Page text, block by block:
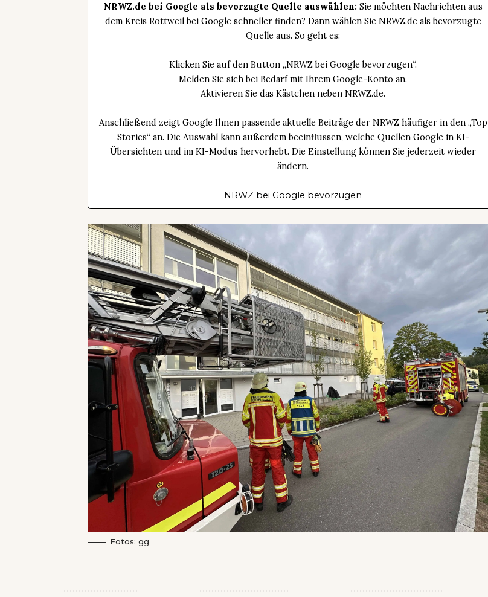
NRWZ.de bei Google als bevorzugte Quelle auswählen: Sie möchten Nachrichten aus
dem Kreis Rottweil bei Google schneller finden? Dann wählen Sie NRWZ.de als bevorzugte
Quelle aus. So geht es:
Klicken Sie auf den Button „NRWZ bei Google bevorzugen“.
Melden Sie sich bei Bedarf mit Ihrem Google-Konto an.
Aktivieren Sie das Kästchen neben NRWZ.de.
Anschließend zeigt Google Ihnen passende aktuelle Beiträge der NRWZ häufiger in den „Top
Stories“ an. Die Auswahl kann außerdem beeinflussen, welche Quellen Google in KI-
Übersichten und im KI-Modus hervorhebt. Die Einstellung können Sie jederzeit wieder
ändern.
NRWZ bei Google bevorzugen
Fotos: gg